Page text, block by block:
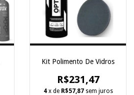
Kit Polimento De Vidros
R$231,47
4 x de R$57,87 sem juros